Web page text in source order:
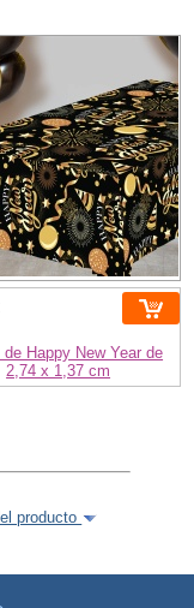
de Happy New Year de
2,74 x 1,37 cm
producto